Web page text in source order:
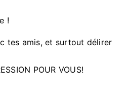
!
tes amis, et surtout délirer
POUR VOUS!